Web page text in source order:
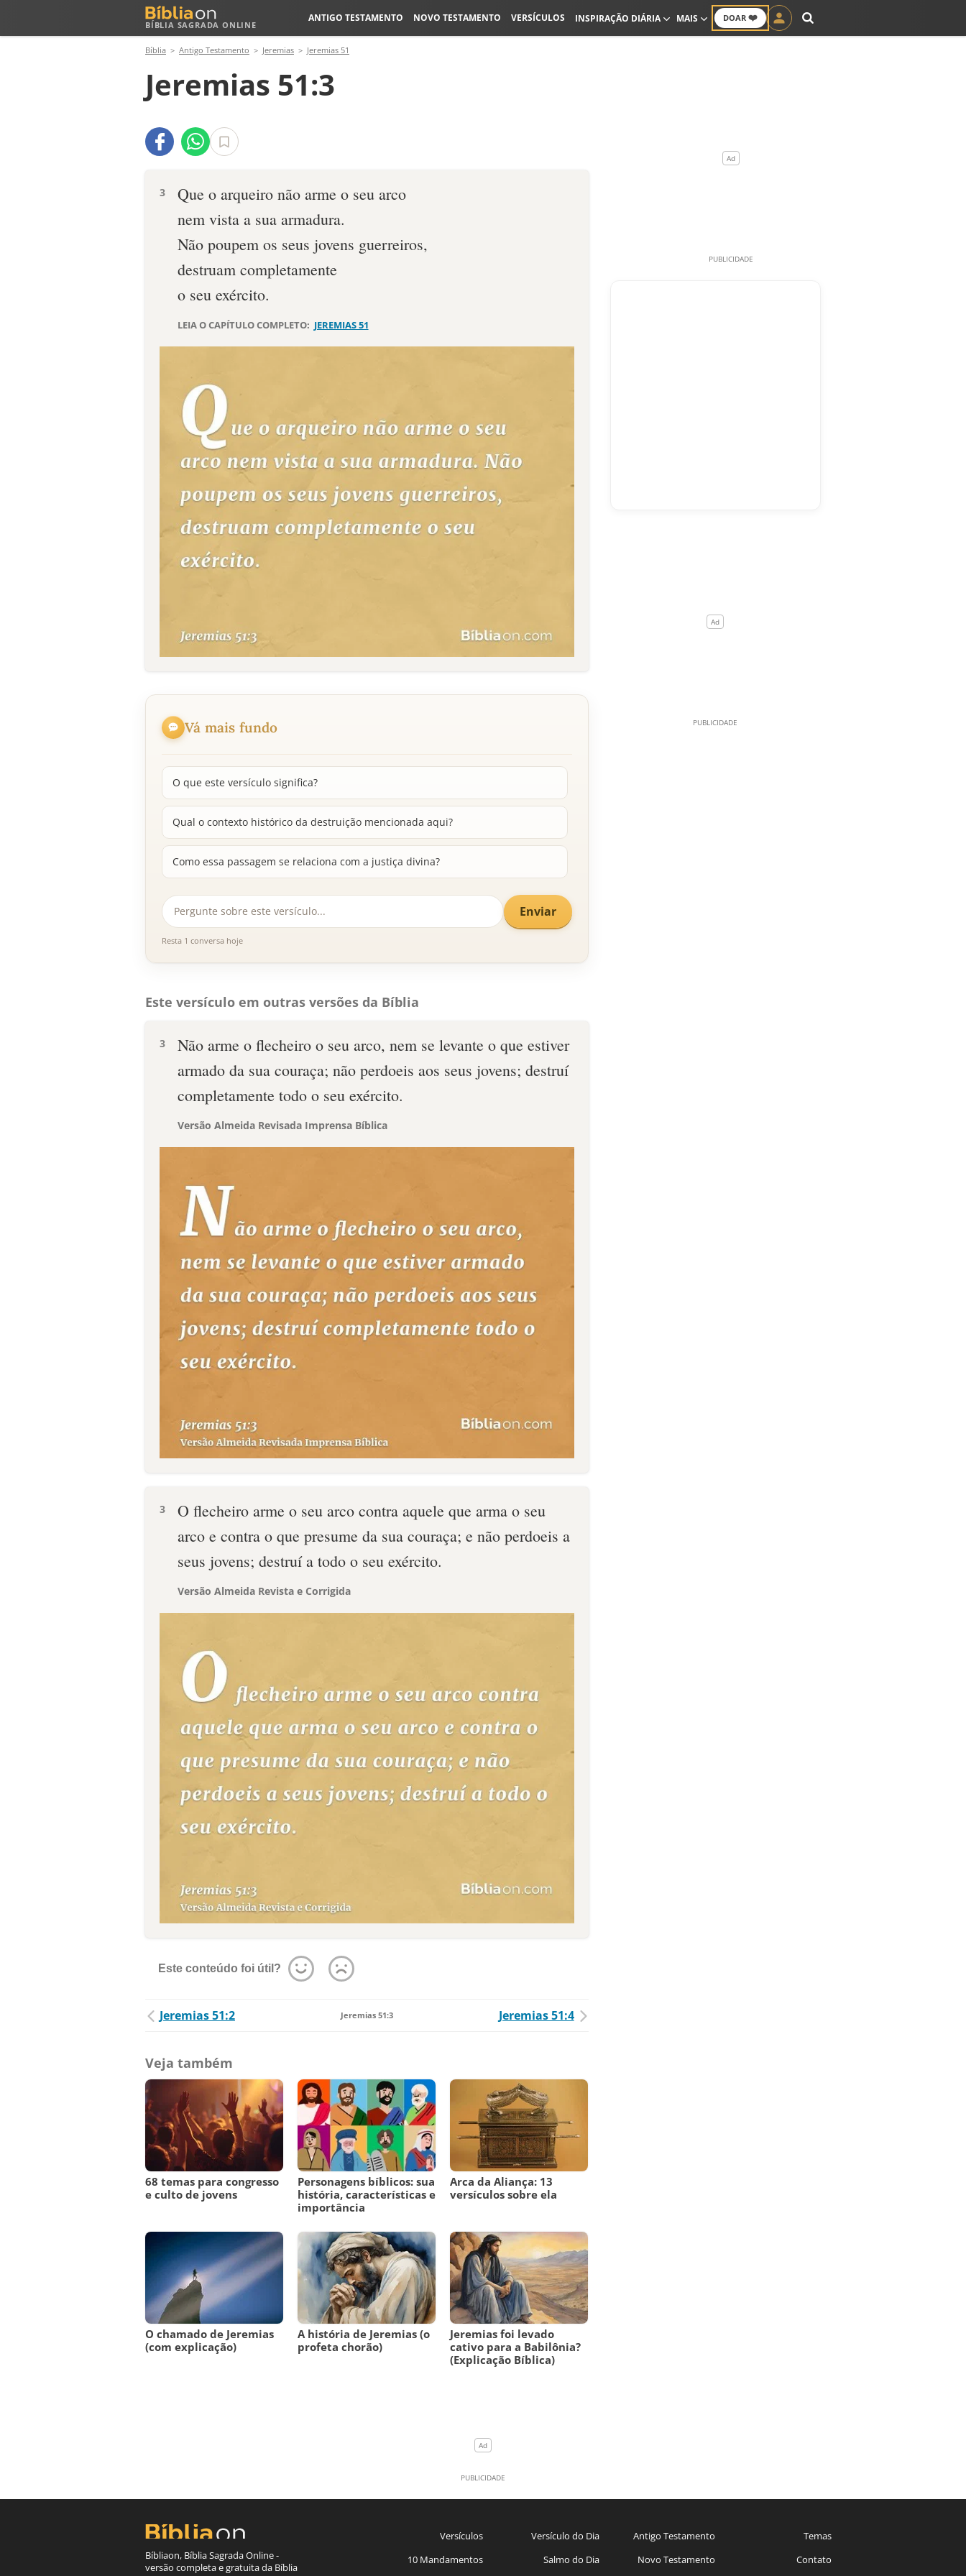
BÍBLIA SAGRADA ONLINE
DOAR ❤️
ANTIGO TESTAMENTO NOVO TESTAMENTO VERSÍCULOS INSPIRAÇÃO DIÁRIA MAIS
Bíblia Antigo Testamento Jeremias Jeremias 51
Jeremias 51:3
3
Que o arqueiro não arme o seu arco
nem vista a sua armadura.
Não poupem os seus jovens guerreiros,
destruam completamente
o seu exército.
LEIA O CAPÍTULO COMPLETO: JEREMIAS 51
Vá mais fundo
O que este versículo significa?
Qual o contexto histórico da destruição mencionada aqui?
Como essa passagem se relaciona com a justiça divina?
Enviar
Resta 1 conversa hoje
Este versículo em outras versões da Bíblia
3
Não arme o flecheiro o seu arco, nem se levante o que estiver
armado da sua couraça; não perdoeis aos seus jovens; destruí
completamente todo o seu exército.
Versão Almeida Revisada Imprensa Bíblica
3
O flecheiro arme o seu arco contra aquele que arma o seu
arco e contra o que presume da sua couraça; e não perdoeis a
seus jovens; destruí a todo o seu exército.
Versão Almeida Revista e Corrigida
Este conteúdo foi útil?
Jeremias 51:2 Jeremias 51:3 Jeremias 51:4
Veja também
68 temas para congresso
e culto de jovens
Personagens bíblicos: sua
história, características e
importância
Arca da Aliança: 13
versículos sobre ela
O chamado de Jeremias
(com explicação)
A história de Jeremias (o
profeta chorão)
Jeremias foi levado
cativo para a Babilônia?
(Explicação Bíblica)
Bíbliaon, Bíblia Sagrada Online -
versão completa e gratuita da Bíblia
Versículos
10 Mandamentos
Versículo do Dia
Salmo do Dia
Antigo Testamento
Novo Testamento
Temas
Contato